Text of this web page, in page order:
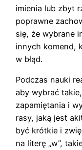
imienia lub zbyt
poprawne
się, że wybrane
innych komend,
w błąd.
Podczas nauki
aby wybrać
zapamiętania i
rasy, jaką jest
być krótkie i
na literę „w”,